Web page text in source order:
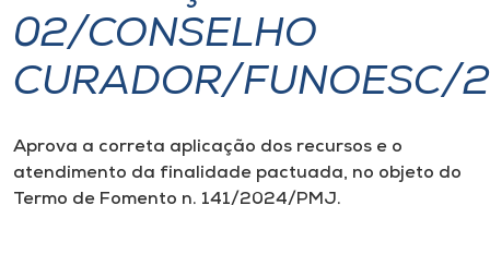
I.nova
Cultura
02/CONSELHO
CURADOR/FUNOESC/
Aprova a correta aplicação dos recursos e o
atendimento da finalidade pactuada, no objeto do
Termo de Fomento n. 141/2024/PMJ.